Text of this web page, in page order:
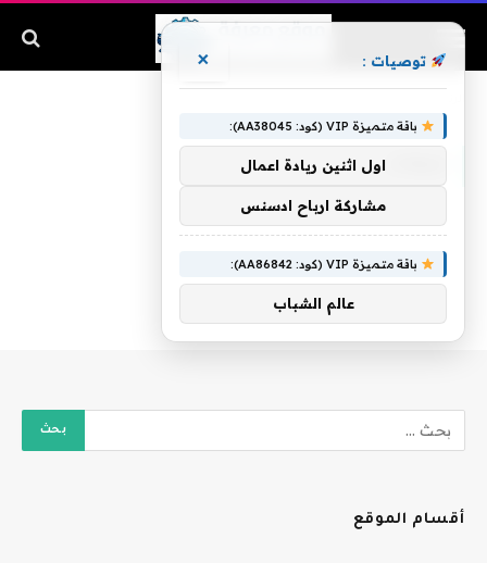
أقسام الموقع
توصيات : ×
باقة متميزة VIP (كود: AA38045):
اول اثنين ريادة اعمال
مشاركة ارباح ادسنس
باقة متميزة VIP (كود: AA86842):
عالم الشباب